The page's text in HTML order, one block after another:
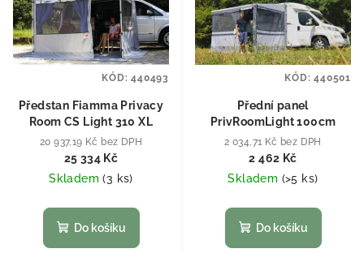
Předstan Fiamma Privacy
Room CS Light 310 XL
20 937,19 Kč bez DPH
25 334 Kč
Skladem(3 ks)
Do košíku
KÓD:440493
Přední panel
PrivRoomLight 100cm
2 034,71 Kč bez DPH
2 462 Kč
Skladem (>5 ks)
Do košíku
KÓD:440501